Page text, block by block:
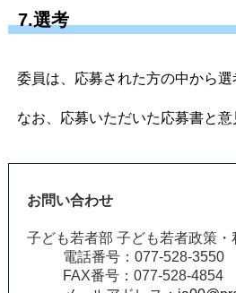
7.選考
委員は、応募された方の中から
なお、応募いただいた応募書と
お問い合わせ
子ども若者部 子ども若者政策・
電話番号：077-528-3550
FAX番号：077-528-4854